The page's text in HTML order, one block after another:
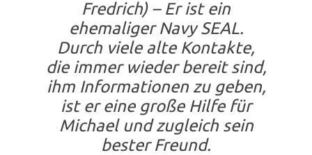
Fredrich) – Er ist ein
ehemaliger Navy SEAL.
Durch viele alte Kontakte,
die immer wieder bereit sind,
ihm Informationen zu geben,
ist er eine große Hilfe für
Michael und zugleich sein
bester Freund.